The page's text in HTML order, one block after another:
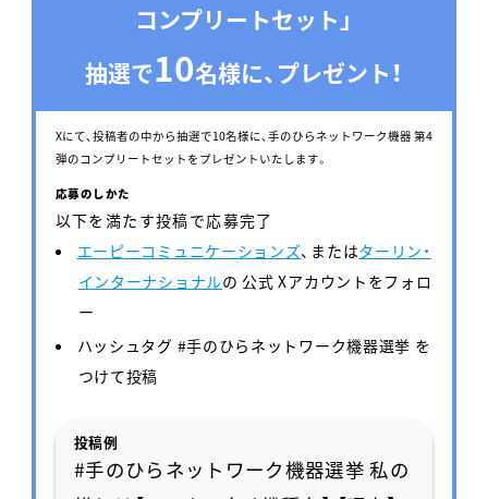
コンプリートセット」
抽選で10名様に、プレゼント！
Xにて、投稿者の中から抽選で10名様に、手のひらネットワーク機器 第4
弾のコンプリートセットをプレゼントいたします。
応募のしかた
以下を満たす投稿で応募完了
エーピーコミュニケーションズ、またはターリン・
インターナショナルの 公式 Xアカウントをフォロ
ー
ハッシュタグ #手のひらネットワーク機器選挙 を
つけて投稿
投稿例
#手のひらネットワーク機器選挙 私の